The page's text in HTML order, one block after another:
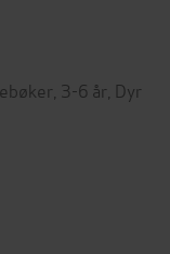
3-6 år Dyr